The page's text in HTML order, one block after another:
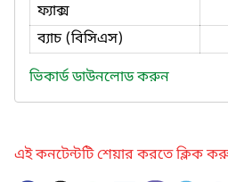
ফ্যাক্স
ব্যাচ (বিসিএস)
ভিকার্ড ডাউনলোড করুন
এই কনটেন্টটি শেয়ার করতে ক্লিক